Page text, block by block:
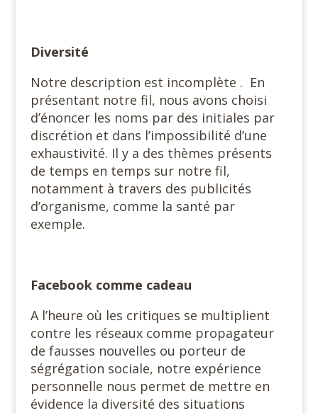
Diversité
Notre description est incomplète . En
présentant notre fil, nous avons choisi
d’énoncer les noms par des initiales par
discrétion et dans l’impossibilité d’une
exhaustivité. Il y a des thèmes présents
de temps en temps sur notre fil,
notamment à travers des publicités
d’organisme, comme la santé par
exemple.
Facebook comme cadeau
A l’heure où les critiques se multiplient
contre les réseaux comme propagateur
de fausses nouvelles ou porteur de
ségrégation sociale, notre expérience
personnelle nous permet de mettre en
évidence la diversité des situations